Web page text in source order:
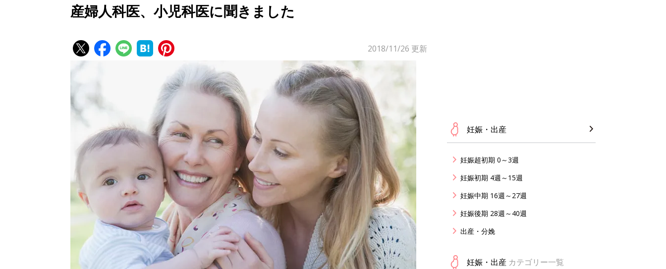
産婦人科医、小児科医に聞きました
2018/11/26 更新
妊娠・出産
妊娠超初期 0～3週
妊娠初期 4週～15週
妊娠中期 16週～27週
妊娠後期 28週～40週
出産・分娩
妊娠・出産 カテゴリー一覧